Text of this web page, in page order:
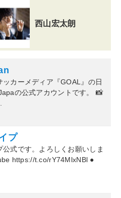
ッカーメディア『GOAL』の日
の公式アカウントです。 📸
プ
公式です。よろしくお願いしま
https://t.co/rY74MlxNBl ●